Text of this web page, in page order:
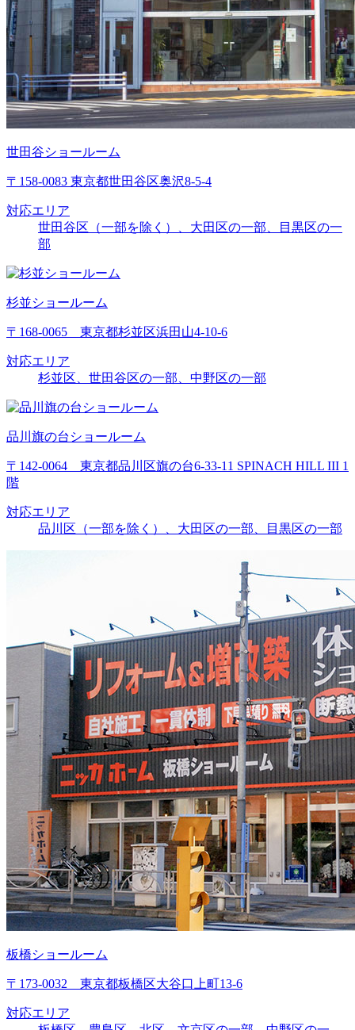
世田谷ショールーム
〒158-0083 東京都世田谷区奥沢8-5-4
対応エリア
世田谷区（一部を除く）、大田区の一部、目黒区の一
部
杉並ショールーム
〒168-0065 東京都杉並区浜田山4-10-6
対応エリア
杉並区、世田谷区の一部、中野区の一部
品川旗の台ショールーム
〒142-0064 東京都品川区旗の台6-33-11 SPINACH HILL III 1
階
対応エリア
品川区（一部を除く）、大田区の一部、目黒区の一部
板橋ショールーム
〒173-0032 東京都板橋区大谷口上町13-6
対応エリア